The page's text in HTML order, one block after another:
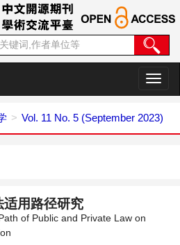
切
换
航
Vol. 11 No. 5 (September 2023)
用路径研究
of Public and Private Law on